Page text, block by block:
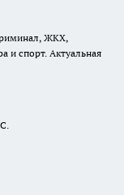
ЖКХ,
и спорт. Актуальная